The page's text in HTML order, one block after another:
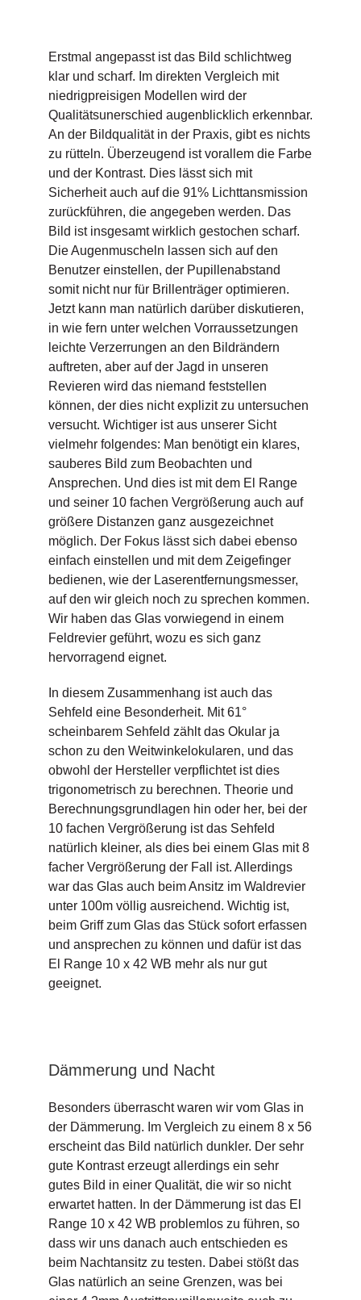
Erstmal angepasst ist das Bild schlichtweg
klar und scharf. Im direkten Vergleich mit
niedrigpreisigen Modellen wird der
Qualitätsunerschied augenblicklich erkennbar.
An der Bildqualität in der Praxis, gibt es nichts
zu rütteln. Überzeugend ist vorallem die Farbe
und der Kontrast. Dies lässt sich mit
Sicherheit auch auf die 91% Lichttansmission
zurückführen, die angegeben werden. Das
Bild ist insgesamt wirklich gestochen scharf.
Die Augenmuscheln lassen sich auf den
Benutzer einstellen, der Pupillenabstand
somit nicht nur für Brillenträger optimieren.
Jetzt kann man natürlich darüber diskutieren,
in wie fern unter welchen Vorraussetzungen
leichte Verzerrungen an den Bildrändern
auftreten, aber auf der Jagd in unseren
Revieren wird das niemand feststellen
können, der dies nicht explizit zu untersuchen
versucht. Wichtiger ist aus unserer Sicht
vielmehr folgendes: Man benötigt ein klares,
sauberes Bild zum Beobachten und
Ansprechen. Und dies ist mit dem El Range
und seiner 10 fachen Vergrößerung auch auf
größere Distanzen ganz ausgezeichnet
möglich. Der Fokus lässt sich dabei ebenso
einfach einstellen und mit dem Zeigefinger
bedienen, wie der Laserentfernungsmesser,
auf den wir gleich noch zu sprechen kommen.
Wir haben das Glas vorwiegend in einem
Feldrevier geführt, wozu es sich ganz
hervorragend eignet.
In diesem Zusammenhang ist auch das
Sehfeld eine Besonderheit. Mit 61°
scheinbarem Sehfeld zählt das Okular ja
schon zu den Weitwinkelokularen, und das
obwohl der Hersteller verpflichtet ist dies
trigonometrisch zu berechnen. Theorie und
Berechnungsgrundlagen hin oder her, bei der
10 fachen Vergrößerung ist das Sehfeld
natürlich kleiner, als dies bei einem Glas mit 8
facher Vergrößerung der Fall ist. Allerdings
war das Glas auch beim Ansitz im Waldrevier
unter 100m völlig ausreichend. Wichtig ist,
beim Griff zum Glas das Stück sofort erfassen
und ansprechen zu können und dafür ist das
El Range 10 x 42 WB mehr als nur gut
geeignet.
Dämmerung und Nacht
Besonders überrascht waren wir vom Glas in
der Dämmerung. Im Vergleich zu einem 8 x 56
erscheint das Bild natürlich dunkler. Der sehr
gute Kontrast erzeugt allerdings ein sehr
gutes Bild in einer Qualität, die wir so nicht
erwartet hatten. In der Dämmerung ist das El
Range 10 x 42 WB problemlos zu führen, so
dass wir uns danach auch entschieden es
beim Nachtansitz zu testen. Dabei stößt das
Glas natürlich an seine Grenzen, was bei